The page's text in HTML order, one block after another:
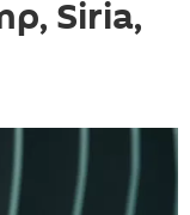
Siria,